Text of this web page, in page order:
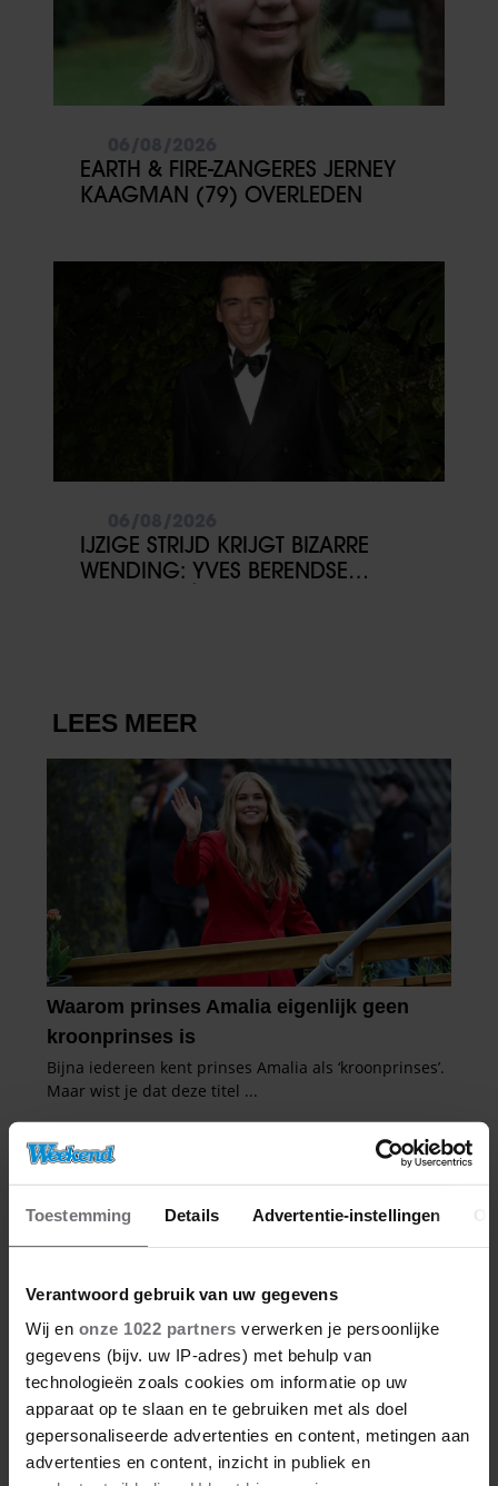
Toestemming Details Advertentie-instellingen
Verantwoord gebruik van uw gegevens
Wij en onze 1022 partners verwerken je persoonlijke
gegevens (bijv. uw IP-adres) met behulp van
technologieën zoals cookies om informatie op uw
apparaat op te slaan en te gebruiken met als doel
gepersonaliseerde advertenties en content, metingen aan
advertenties en content, inzicht in publiek en
EARTH & FIRE-ZANGERES JERNEY
KAAGMAN (79) OVERLEDEN
IJZIGE STRIJD KRIJGT BIZARRE
WENDING: YVES BERENDSE